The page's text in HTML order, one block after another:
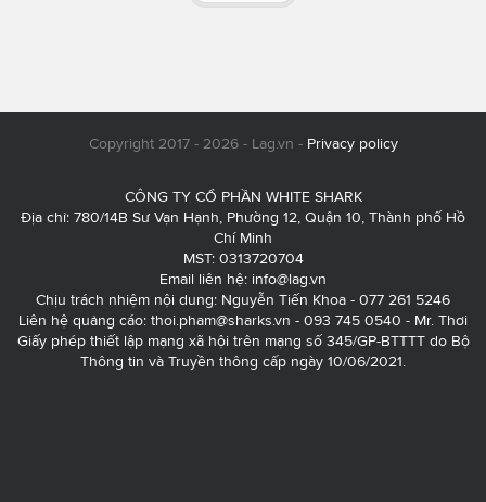
Copyright 2017 - 2026 - Lag.vn - Privacy policy
CÔNG TY CỔ PHẦN WHITE SHARK
Địa chỉ: 780/14B Sư Vạn Hạnh, Phường 12, Quận 10, Thành phố Hồ
Chí Minh
MST: 0313720704
Email liên hệ: info@lag.vn
Chịu trách nhiệm nội dung: Nguyễn Tiến Khoa - 077 261 5246
Liên hệ quảng cáo: thoi.pham@sharks.vn - 093 745 0540 - Mr. Thơi
Giấy phép thiết lập mạng xã hội trên mạng số 345/GP-BTTTT do Bộ
Thông tin và Truyền thông cấp ngày 10/06/2021.